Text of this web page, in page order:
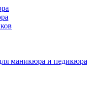
маникюра и педикюра